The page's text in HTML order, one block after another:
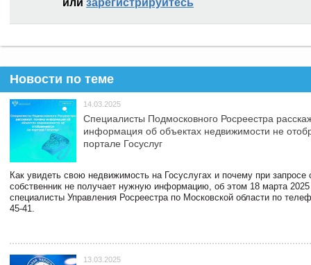
Новости по теме
14.03.2025
Специалисты Подмосковного Росреестра
информация об объектах недвижимости не
портале Госуслуг
Как увидеть свою недвижимость на Госуслугах и почему при запросе
собственник не получает нужную информацию, об этом 18 марта 2025
специалисты Управления Росреестра по Московской области по
45-41.
13.03.2025